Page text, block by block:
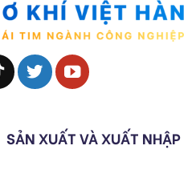
SẢN XUẤT VÀ XUẤT NHẬP